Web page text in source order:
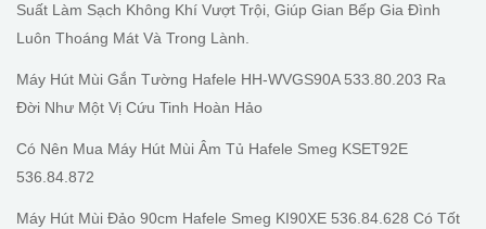
Suất Làm Sạch Không Khí Vượt Trội, Giúp Gian Bếp Gia Đình
Luôn Thoáng Mát Và Trong Lành.
Máy Hút Mùi Gắn Tường Hafele HH-WVGS90A 533.80.203 Ra
Đời Như Một Vị Cứu Tinh Hoàn Hảo
Có Nên Mua Máy Hút Mùi Âm Tủ Hafele Smeg KSET92E
536.84.872
Máy Hút Mùi Đảo 90cm Hafele Smeg KI90XE 536.84.628 Có Tốt